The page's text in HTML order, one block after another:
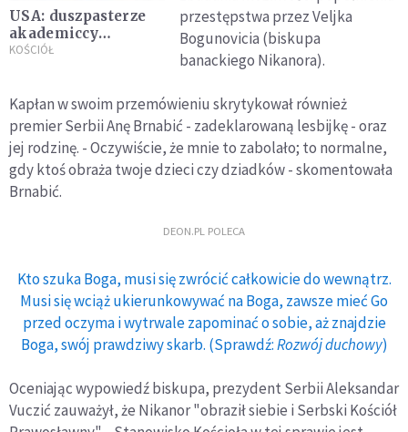
USA: duszpasterze
akademiccy
odwołani za
KOŚCIÓŁ
przestępstwa przez Veljka
Bogunovicia (biskupa
banackiego Nikanora).
Kapłan w swoim przemówieniu skrytykował również
premier Serbii Anę Brnabić - zadeklarowaną lesbijkę - oraz
jej rodzinę. - Oczywiście, że mnie to zabolało; to normalne,
gdy ktoś obraża twoje dzieci czy dziadków - skomentowała
Brnabić.
DEON.PL POLECA
Kto szuka Boga, musi się zwrócić całkowicie do wewnątrz.
Musi się wciąż ukierunkowywać na Boga, zawsze mieć Go
przed oczyma i wytrwale zapominać o sobie, aż znajdzie
Boga, swój prawdziwy skarb. (Sprawdź:Rozwój duchowy)
Oceniając wypowiedź biskupa, prezydent Serbii Aleksandar
Vuczić zauważył, że Nikanor "obraził siebie i Serbski Kościół